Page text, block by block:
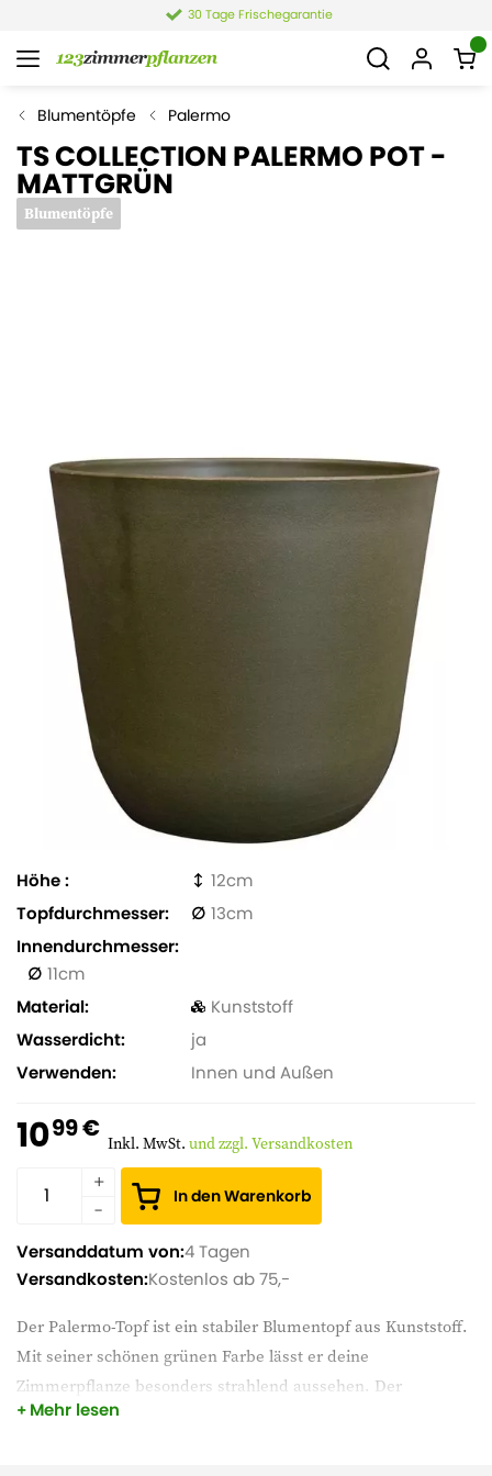
30 Tage Frischegarantie
Blumentöpfe Palermo
TS COLLECTION PALERMO POT -
MATTGRÜN
Blumentöpfe
Der Palermo-Topf ist ein stabiler Blumentopf aus Kunststoff.
Mit seiner schönen grünen Farbe lässt er deine
Zimmerpflanze besonders strahlend aussehen. Der
Blumentopf ist nicht nur für den Innenbereich geeignet,
Mehr lesen
Höhe
12
Topfdurchmesser
13
Innendurchmesser
11
Material
Kunststoff
Wasserdicht
ja
Verwenden
Innen und Außen
1099 € Inkl. MwSt. und zzgl. Versandkosten
In den Warenkorb
Versanddatum von:4 Tagen
Versandkosten:Kostenlos ab 75,-